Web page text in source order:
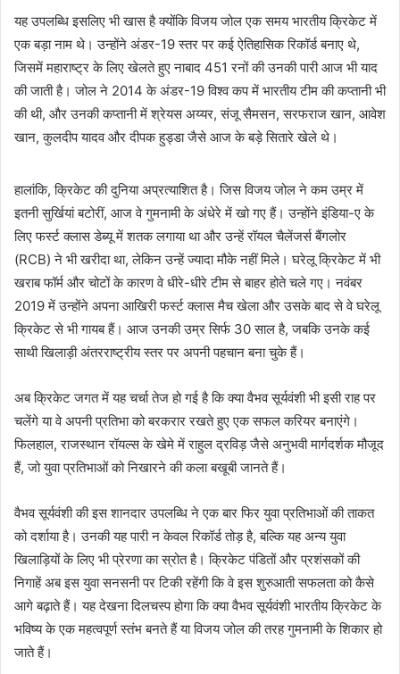
यह उपलब्धि इसलिए भी खास है क्योंकि विजय जोल एक समय भारतीय क्रिकेट में
एक बड़ा नाम थे। उन्होंने अंडर-19 स्तर पर कई ऐतिहासिक रिकॉर्ड बनाए थे,
जिसमें महाराष्ट्र के लिए खेलते हुए नाबाद 451 रनों की उनकी पारी आज भी याद
की जाती है। जोल ने 2014 के अंडर-19 विश्व कप में भारतीय टीम की कप्तानी भी
की थी, और उनकी कप्तानी में श्रेयस अय्यर, संजू सैमसन, सरफराज खान, आवेश
खान, कुलदीप यादव और दीपक हुड्डा जैसे आज के बड़े सितारे खेले थे।
हालांकि, क्रिकेट की दुनिया अप्रत्याशित है। जिस विजय जोल ने कम उम्र में
इतनी सुर्खियां बटोरीं, आज वे गुमनामी के अंधेरे में खो गए हैं। उन्होंने इंडिया-ए के
लिए फर्स्ट क्लास डेब्यू में शतक लगाया था और उन्हें रॉयल चैलेंजर्स बैंगलोर
(RCB) ने भी खरीदा था, लेकिन उन्हें ज्यादा मौके नहीं मिले। घरेलू क्रिकेट में भी
खराब फॉर्म और चोटों के कारण वे धीरे-धीरे टीम से बाहर होते चले गए। नवंबर
2019 में उन्होंने अपना आखिरी फर्स्ट क्लास मैच खेला और उसके बाद से वे घरेलू
क्रिकेट से भी गायब हैं। आज उनकी उम्र सिर्फ 30 साल है, जबकि उनके कई
साथी खिलाड़ी अंतरराष्ट्रीय स्तर पर अपनी पहचान बना चुके हैं।
अब क्रिकेट जगत में यह चर्चा तेज हो गई है कि क्या वैभव सूर्यवंशी भी इसी राह पर
चलेंगे या वे अपनी प्रतिभा को बरकरार रखते हुए एक सफल करियर बनाएंगे।
फिलहाल, राजस्थान रॉयल्स के खेमे में राहुल द्रविड़ जैसे अनुभवी मार्गदर्शक मौजूद
हैं, जो युवा प्रतिभाओं को निखारने की कला बखूबी जानते हैं।
वैभव सूर्यवंशी की इस शानदार उपलब्धि ने एक बार फिर युवा प्रतिभाओं की ताकत
को दर्शाया है। उनकी यह पारी न केवल रिकॉर्ड तोड़ है, बल्कि यह अन्य युवा
खिलाड़ियों के लिए भी प्रेरणा का स्रोत है। क्रिकेट पंडितों और प्रशंसकों की
निगाहें अब इस युवा सनसनी पर टिकी रहेंगी कि वे इस शुरुआती सफलता को कैसे
आगे बढ़ाते हैं। यह देखना दिलचस्प होगा कि क्या वैभव सूर्यवंशी भारतीय क्रिकेट के
भविष्य के एक महत्वपूर्ण स्तंभ बनते हैं या विजय जोल की तरह गुमनामी के शिकार हो
जाते हैं।